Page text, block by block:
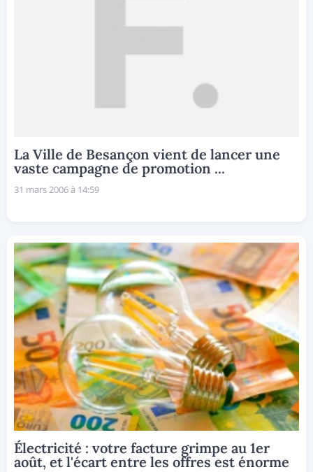
La Ville de Besançon vient de lancer une
vaste campagne de promotion ...
31 mars 2006 à 14:59
Électricité : votre facture grimpe au 1er
août, et l'écart entre les offres est énorme